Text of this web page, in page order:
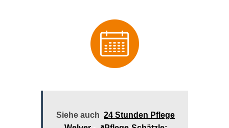
Siehe auch 24 Stunden Pflege